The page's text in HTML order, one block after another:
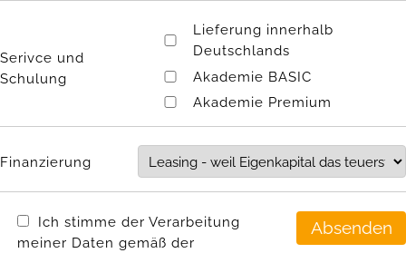
Serivce und
Schulung
Lieferung innerhalb
Deutschlands
Akademie BASIC
Akademie Premium
Finanzierung
Ich stimme der Verarbeitung
meiner Daten gemäß der